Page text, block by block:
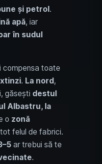
și petrol.
apă, iar
în sudul
compensa toate
. La nord,
găsești destul
Albastru, la
o zonă
felul de fabrici.
ar trebui să te
.